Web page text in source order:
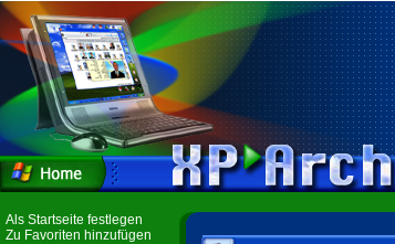
Als Startseite festlegen
Zu Favoriten hinzufügen